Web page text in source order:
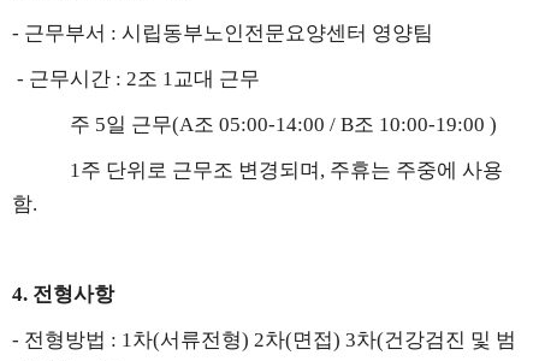
- 근무부서 : 시립동부노인전문요양센터 영양팀
- 근무시간 : 2조 1교대 근무
주 5일 근무(A조 05:00-14:00 / B조 10:00-19:00 )
1주 단위로 근무조 변경되며 , 주휴는 주중에 사용
함.
4. 전형사항
- 전형방법 : 1차(서류전형) 2차(면접) 3차(건강검진 및 범